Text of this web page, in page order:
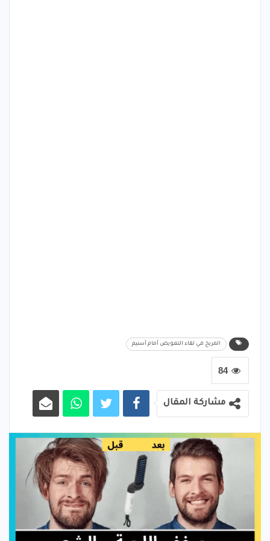
المريخ في لقاء التعويض أمام أسنيم
84
مشاركة المقال